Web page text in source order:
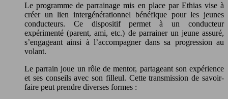
Le programme de parrainage mis en place par Ethias vise à
créer un lien intergénérationnel bénéfique pour les jeunes
conducteurs. Ce dispositif permet à un conducteur
expérimenté (parent, ami, etc.) de parrainer un jeune assuré,
s’engageant ainsi à l’accompagner dans sa progression au
volant.
Le parrain joue un rôle de mentor, partageant son expérience
et ses conseils avec son filleul. Cette transmission de savoir-
faire peut prendre diverses formes :